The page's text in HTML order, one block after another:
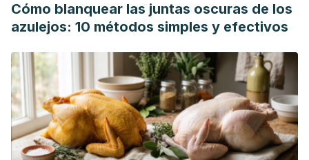
Cómo blanquear las juntas oscuras de los
azulejos: 10 métodos simples y efectivos